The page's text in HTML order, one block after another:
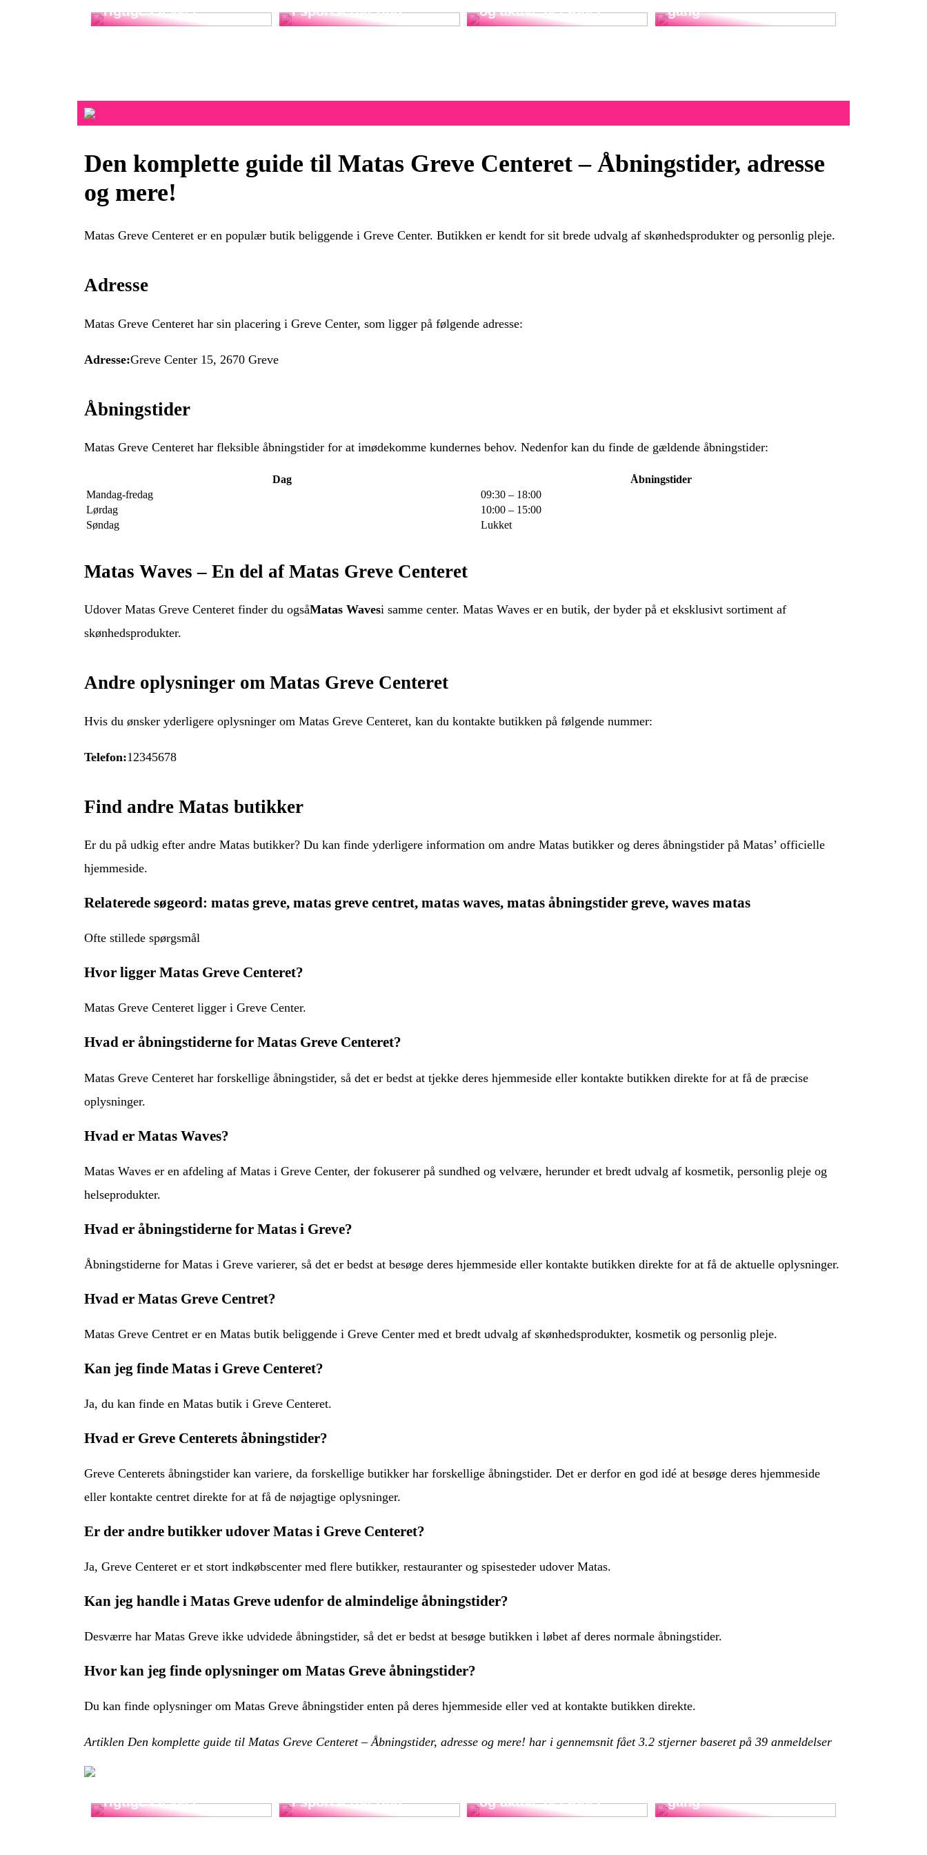
rigtige elcykel
i sportsernæring
og aktive personer
gang
Den komplette guide til Matas Greve Centeret – Åbningstider, adresse
og mere!
Matas Greve Centeret er en populær butik beliggende i Greve Center. Butikken er kendt for sit brede udvalg af skønhedsprodukter og personlig pleje.
Adresse
Matas Greve Centeret har sin placering i Greve Center, som ligger på følgende adresse:
Adresse:Greve Center 15, 2670 Greve
Åbningstider
Matas Greve Centeret har fleksible åbningstider for at imødekomme kundernes behov. Nedenfor kan du finde de gældende åbningstider:
Dag
Åbningstider
Mandag-fredag
09:30 – 18:00
Lørdag
10:00 – 15:00
Søndag
Lukket
Matas Waves – En del af Matas Greve Centeret
Udover Matas Greve Centeret finder du ogsåMatas Wavesi samme center. Matas Waves er en butik, der byder på et eksklusivt sortiment af
skønhedsprodukter.
Andre oplysninger om Matas Greve Centeret
Hvis du ønsker yderligere oplysninger om Matas Greve Centeret, kan du kontakte butikken på følgende nummer:
Telefon:12345678
Find andre Matas butikker
Er du på udkig efter andre Matas butikker? Du kan finde yderligere information om andre Matas butikker og deres åbningstider på Matas’ officielle
hjemmeside.
Relaterede søgeord: matas greve, matas greve centret, matas waves, matas åbningstider greve, waves matas
Ofte stillede spørgsmål
Hvor ligger Matas Greve Centeret?
Matas Greve Centeret ligger i Greve Center.
Hvad er åbningstiderne for Matas Greve Centeret?
Matas Greve Centeret har forskellige åbningstider, så det er bedst at tjekke deres hjemmeside eller kontakte butikken direkte for at få de præcise
oplysninger.
Hvad er Matas Waves?
Matas Waves er en afdeling af Matas i Greve Center, der fokuserer på sundhed og velvære, herunder et bredt udvalg af kosmetik, personlig pleje og
helseprodukter.
Hvad er åbningstiderne for Matas i Greve?
Åbningstiderne for Matas i Greve varierer, så det er bedst at besøge deres hjemmeside eller kontakte butikken direkte for at få de aktuelle oplysninger.
Hvad er Matas Greve Centret?
Matas Greve Centret er en Matas butik beliggende i Greve Center med et bredt udvalg af skønhedsprodukter, kosmetik og personlig pleje.
Kan jeg finde Matas i Greve Centeret?
Ja, du kan finde en Matas butik i Greve Centeret.
Hvad er Greve Centerets åbningstider?
Greve Centerets åbningstider kan variere, da forskellige butikker har forskellige åbningstider. Det er derfor en god idé at besøge deres hjemmeside
eller kontakte centret direkte for at få de nøjagtige oplysninger.
Er der andre butikker udover Matas i Greve Centeret?
Ja, Greve Centeret er et stort indkøbscenter med flere butikker, restauranter og spisesteder udover Matas.
Kan jeg handle i Matas Greve udenfor de almindelige åbningstider?
Desværre har Matas Greve ikke udvidede åbningstider, så det er bedst at besøge butikken i løbet af deres normale åbningstider.
Hvor kan jeg finde oplysninger om Matas Greve åbningstider?
Du kan finde oplysninger om Matas Greve åbningstider enten på deres hjemmeside eller ved at kontakte butikken direkte.
Artiklen Den komplette guide til Matas Greve Centeret – Åbningstider, adresse og mere! har i gennemsnit fået 3.2 stjerner baseret på 39 anmeldelser
rigtige elcykel
i sportsernæring
og aktive personer
gang